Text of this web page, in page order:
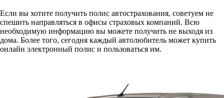
Если вы хотите получить полис автострахования, советуем не
спешить направляться в офисы страховых компаний. Всю
необходимую информацию вы можете получить не выходя из
дома. Более того, сегодня каждый автолюбитель может купить
онлайн электронный полис и пользоваться им.